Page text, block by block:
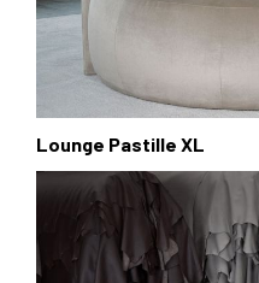
Lounge Pastille XL